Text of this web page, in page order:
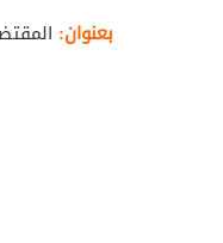
بعنوان: